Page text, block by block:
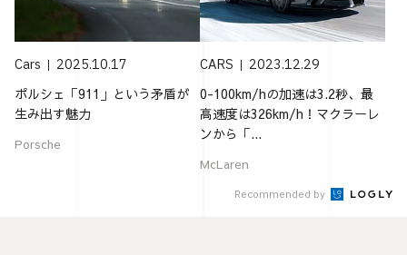
Cars 2025.10.17
ポルシェ「911」という矛盾が
生み出す魅力
Porsche
CARS 2023.12.29
0-100km/hの加速は3.2秒、最
高速度は326km/h！マクラーレ
ンから「...
McLaren
Recommended by